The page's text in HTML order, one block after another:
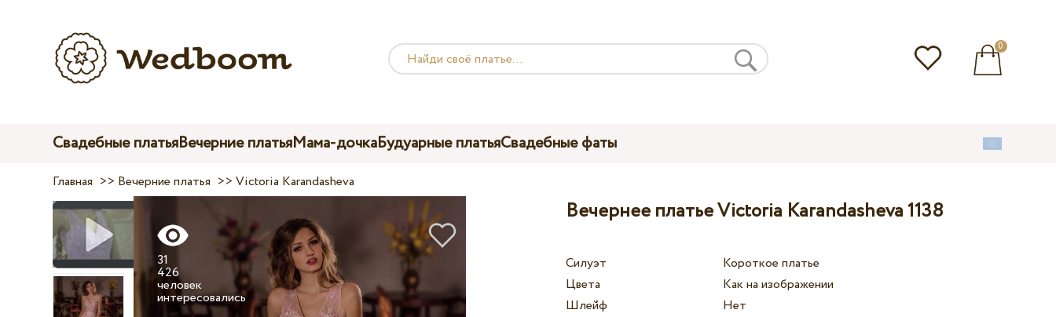
0
Свадебные платьяВечерние платьяМама-дочкаБудуарные платьяСвадебные фаты
Главная >> Вечерние платья >>Victoria Karandasheva
31
426
человек
интересовались
Вечернее платье Victoria Karandasheva 1138
Силуэт
Короткое платье
Цвета
Как на изображении
Шлейф
Нет